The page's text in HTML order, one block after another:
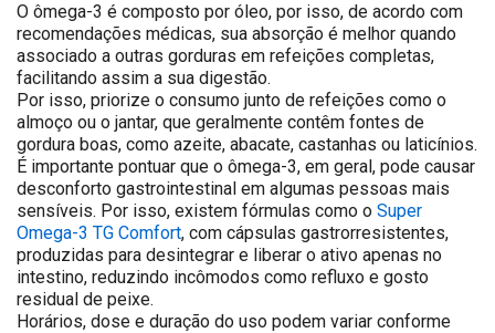
O ômega-3 é composto por óleo, por isso, de acordo com
recomendações médicas, sua absorção é melhor quando
associado a outras gorduras em refeições completas,
facilitando assim a sua digestão.
Por isso, priorize o consumo junto de refeições como o
almoço ou o jantar, que geralmente contêm fontes de
gordura boas, como azeite, abacate, castanhas ou laticínios.
É importante pontuar que o ômega-3, em geral, pode causar
desconforto gastrointestinal em algumas pessoas mais
sensíveis. Por isso, existem fórmulas como o Super
Omega-3 TG Comfort, com cápsulas gastrorresistentes,
produzidas para desintegrar e liberar o ativo apenas no
intestino, reduzindo incômodos como refluxo e gosto
residual de peixe.
Horários, dose e duração do uso podem variar conforme